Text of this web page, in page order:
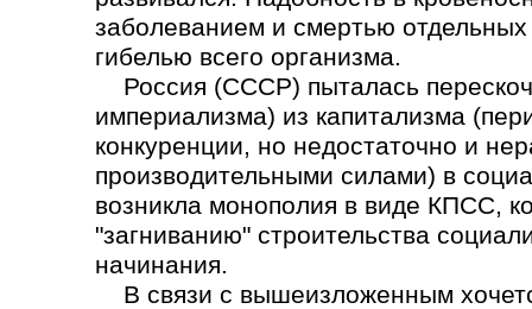
заболеванием и смертью отдельных
гибелью всего организма.
Россия (СССР) пыталась
империализма) из капитализма
конкуренции, но недостаточно и
производительными силами) в
возникла монополия в виде КПСС,
"загниванию" строительства
начинания.
В связи с вышеизложенным